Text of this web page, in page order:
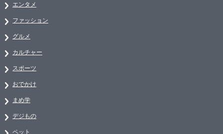
エンタメ
ファッション
グルメ
カルチャー
スポーツ
おでかけ
まめ学
デジもの
ペット